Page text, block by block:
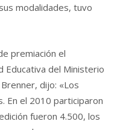
modalidades, tuvo
premiación el
Educativa del Ministerio
dijo: «Los
En el 2010 participaron
fueron 4.500, los